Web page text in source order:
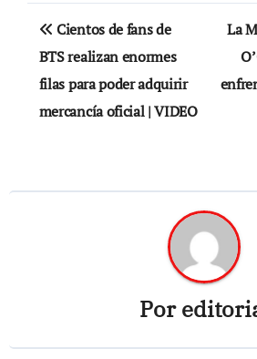
Navegación
de
entradas
Cientos de fans de
BTS realizan enormes
filas para poder adquirir
mercancía oficial | VIDEO
La
Por